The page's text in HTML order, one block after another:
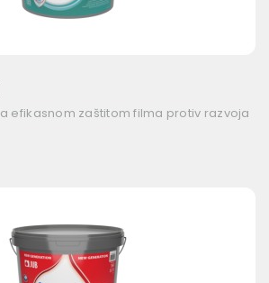
efikasnom zaštitom filma protiv razvoja